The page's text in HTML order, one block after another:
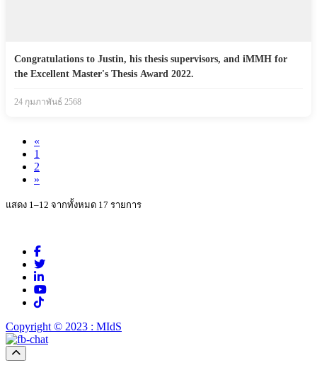
Congratulations to Justin, his thesis supervisors, and iMMH for
the Excellent Master's Thesis Award 2022.
24 กุมภาพันธ์ 2568
«
1
2
»
แสดง 1–12 จากทั้งหมด 17 รายการ
Copyright © 2023 : MIdS